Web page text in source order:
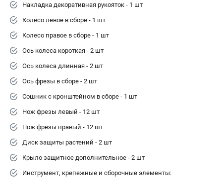
Накладка декоративная рукояток - 1 шт
Колесо левое в сборе - 1 шт
Колесо правое в сборе - 1 шт
Ось колеса короткая - 2 шт
Ось колеса длинная - 2 шт
Ось фрезы в сборе - 2 шт
Сошник с кронштейном в сборе - 1 шт
Нож фрезы левый - 12 шт
Нож фрезы правый - 12 шт
Диск защиты растений - 2 шт
Крыло защитное дополнительное - 2 шт
Инструмент, крепежные и сборочные элементы: